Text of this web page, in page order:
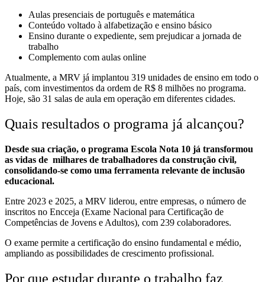
Aulas presenciais de português e matemática
Conteúdo voltado à alfabetização e ensino básico
Ensino durante o expediente, sem prejudicar a jornada de
trabalho
Complemento com aulas online
Atualmente, a MRV já implantou 319 unidades de ensino em todo o
país, com investimentos da ordem de R$ 8 milhões no programa.
Hoje, são 31 salas de aula em operação em diferentes cidades.
Quais resultados o programa já alcançou?
Desde sua criação, o programa Escola Nota 10 já transformou
as vidas de milhares de trabalhadores da construção civil,
consolidando-se como uma ferramenta relevante de inclusão
educacional.
Entre 2023 e 2025, a MRV liderou, entre empresas, o número de
inscritos no Encceja (Exame Nacional para Certificação de
Competências de Jovens e Adultos), com 239 colaboradores.
O exame permite a certificação do ensino fundamental e médio,
ampliando as possibilidades de crescimento profissional.
Por que estudar durante o trabalho faz